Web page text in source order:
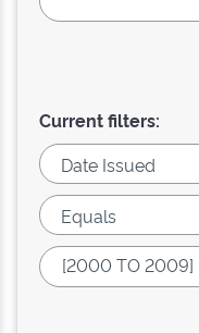
Current filters: